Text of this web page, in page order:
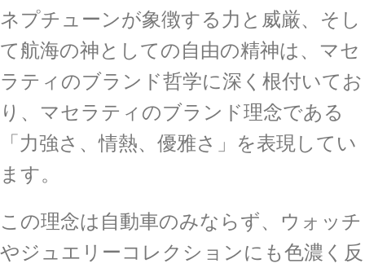
ネプチューンが象徴する力と威厳、そし
て航海の神としての自由の精神は、マセ
ラティのブランド哲学に深く根付いてお
り、マセラティのブランド理念である
「力強さ、情熱、優雅さ」を表現してい
ます。
この理念は自動車のみならず、ウォッチ
やジュエリーコレクションにも色濃く反